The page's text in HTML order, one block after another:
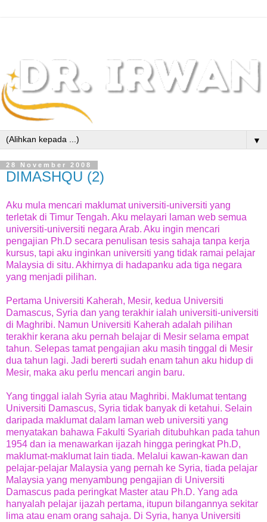
▼
28 November 2008
DIMASHQU (2)
Aku mula mencari maklumat universiti-universiti yang
terletak di Timur Tengah. Aku melayari laman web semua
universiti-universiti negara Arab. Aku ingin mencari
pengajian Ph.D secara penulisan tesis sahaja tanpa kerja
kursus, tapi aku inginkan universiti yang tidak ramai pelajar
Malaysia di situ. Akhirnya di hadapanku ada tiga negara
yang menjadi pilihan.
Pertama Universiti Kaherah, Mesir, kedua Universiti
Damascus, Syria dan yang terakhir ialah universiti-universiti
di Maghribi. Namun Universiti Kaherah adalah pilihan
terakhir kerana aku pernah belajar di Mesir selama empat
tahun. Selepas tamat pengajian aku masih tinggal di Mesir
dua tahun lagi. Jadi bererti sudah enam tahun aku hidup di
Mesir, maka aku perlu mencari angin baru.
Yang tinggal ialah Syria atau Maghribi. Maklumat tentang
Universiti Damascus, Syria tidak banyak di ketahui. Selain
daripada maklumat dalam laman web universiti yang
menyatakan bahawa Fakulti Syariah ditubuhkan pada tahun
1954 dan ia menawarkan ijazah hingga peringkat Ph.D,
maklumat-maklumat lain tiada. Melalui kawan-kawan dan
pelajar-pelajar Malaysia yang pernah ke Syria, tiada pelajar
Malaysia yang menyambung pengajian di Universiti
Damascus pada peringkat Master atau Ph.D. Yang ada
hanyalah pelajar ijazah pertama, itupun bilangannya sekitar
lima atau enam orang sahaja. Di Syria, hanya Universiti